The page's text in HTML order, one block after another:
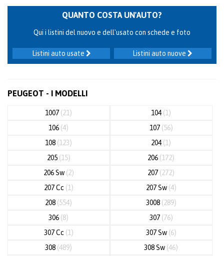
QUANTO COSTA UN'AUTO?
Qui i listini del nuovo e dell'usato con schede e foto
Listini auto nuove
Listini auto usate
PEUGEOT - I MODELLI
1007 (21) 104(1)
106 (4) 107 (56)
108 (123) 204(1)
205 (15) 206 (172)
206 Sw (2) 207 (272)
207 Cc (1) 207 Sw (4)
208 (554) 3008 (289)
306 (8) 307 (76)
307 Cc (1) 307 Sw (6)
308 (489) 308 Sw (46)